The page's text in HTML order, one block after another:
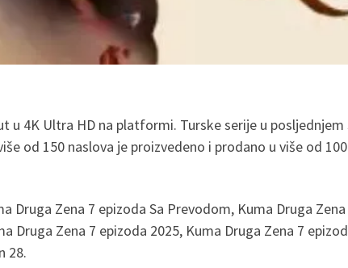
u 4K Ultra HD na platformi. Turske serije u
od 150 naslova je proizvedeno i prodano u više od
Druga Zena 7 epizoda Sa Prevodom, Kuma Druga
Druga Zena 7 epizoda 2025, Kuma Druga Zena 7
28.